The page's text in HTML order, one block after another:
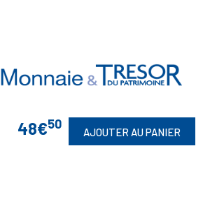
48€50
AJOUTER AU PANIER